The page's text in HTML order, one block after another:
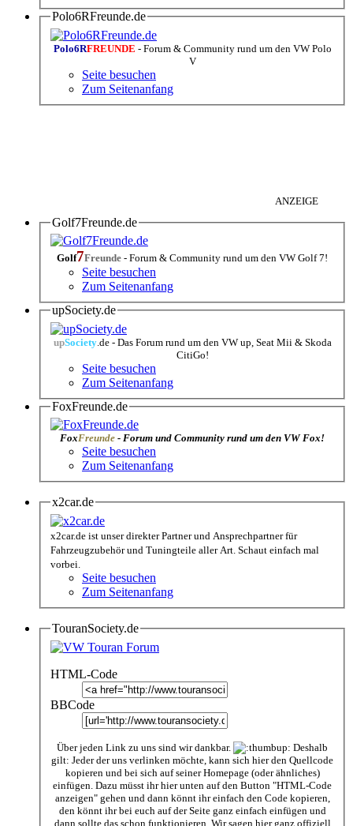
Polo6RFreunde.de
Polo6RFREUNDE - Forum & Community rund um den VW Polo
V
Seite besuchen
Zum Seitenanfang
ANZEIGE
Golf7Freunde.de
Golf7Freunde - Forum & Community rund um den VW Golf 7!
Seite besuchen
Zum Seitenanfang
upSociety.de
upSociety.de - Das Forum rund um den VW up, Seat Mii & Skoda
CitiGo!
Seite besuchen
Zum Seitenanfang
FoxFreunde.de
FoxFreunde - Forum und Community rund um den VW Fox!
Seite besuchen
Zum Seitenanfang
x2car.de
x2car.de ist unser direkter Partner und Ansprechpartner für
Fahrzeugzubehör und Tuningteile aller Art. Schaut einfach mal
vorbei.
Seite besuchen
Zum Seitenanfang
TouranSociety.de
HTML-Code
BBCode
Über jeden Link zu uns sind wir dankbar.
Deshalb
gilt: Jeder der uns verlinken möchte, kann sich hier den Quellcode
kopieren und bei sich auf seiner Homepage (oder ähnliches)
einfügen. Dazu müsst ihr hier unten auf den Button "HTML-Code
anzeigen" gehen und dann könnt ihr einfach den Code kopieren,
den könnt ihr bei euch auf der Seite ganz einfach einfügen und
dann sollte das schon funktionieren. Wir sagen hier ganz offiziell